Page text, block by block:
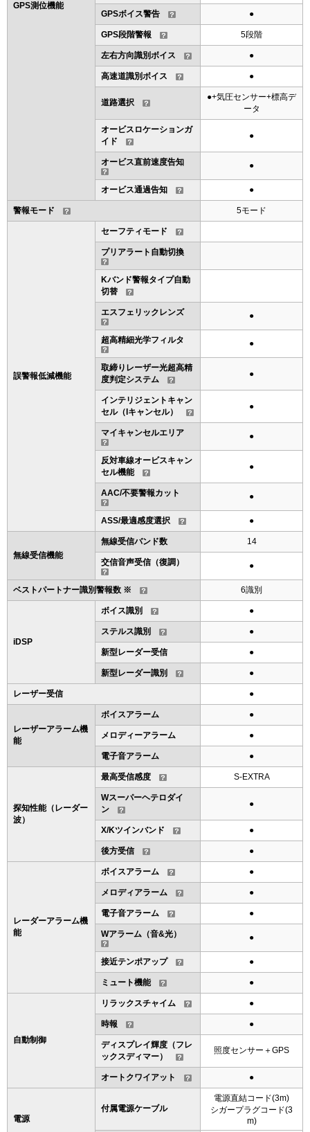
GPS測位機能
GPSボイス警告 ●
GPS段階警報 5段階
左右方向識別ボイス ●
高速道識別ボイス ●
道路選択
●+気圧センサー+標高デ
ータ
オービスロケーションガ
イド
●
オービス直前速度告知 ●
オービス通過告知 ●
警報モード 5モード
誤警報低減機能
セーフティモード
プリアラート自動切換
Kバンド警報タイプ自動
切替
エスフェリックレンズ ●
超高精細光学フィルタ ●
取締りレーザー光超高精
度判定システム
●
インテリジェントキャン
セル（Iキャンセル）
●
マイキャンセルエリア ●
反対車線オービスキャン
セル機能
●
AAC/不要警報カット ●
ASS/最適感度選択 ●
無線受信機能
無線受信バンド数 14
交信音声受信（復調） ●
ベストパートナー識別警報数 ※ 6識別
iDSP
ボイス識別 ●
ステルス識別 ●
新型レーダー受信 ●
新型レーダー識別 ●
レーザー受信 ●
レーザーアラーム機
能
ボイスアラーム ●
メロディーアラーム ●
電子音アラーム ●
探知性能（レーダー
波）
最高受信感度 S-EXTRA
Wスーパーヘテロダイ
ン
●
X/Kツインバンド ●
後方受信 ●
レーダーアラーム機
能
ボイスアラーム ●
メロディアラーム ●
電子音アラーム ●
Wアラーム（音&光） ●
接近テンポアップ ●
ミュート機能 ●
自動制御
リラックスチャイム ●
時報 ●
ディスプレイ輝度（フレ
ックスディマー）
照度センサー＋GPS
オートクワイアット ●
電源
付属電源ケーブル
電源直結コード(3m)
シガープラグコード(3
m)